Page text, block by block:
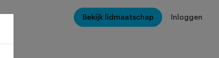
Bekijk lidmaatschap Inloggen